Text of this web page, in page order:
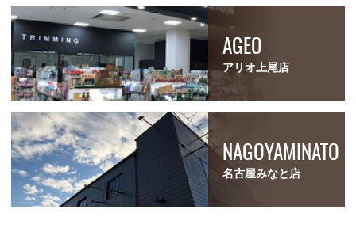
AGEO
アリオ上尾店
NAGOYAMINATO
名古屋みなと店